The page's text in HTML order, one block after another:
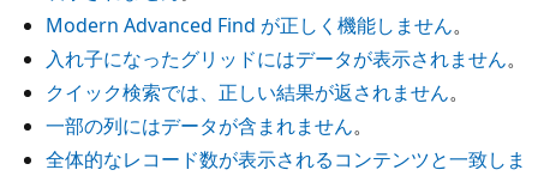
Modern Advanced Find が正しく機能しません。
入れ子になったグリッドにはデータが表示されません。
クイック検索では、正しい結果が返されません。
一部の列にはデータが含まれません。
全体的なレコード数が表示されるコンテンツと一致しま